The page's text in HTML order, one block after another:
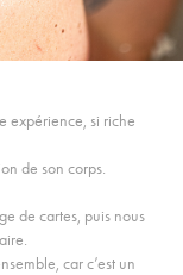
expérience, si riche
de son corps.
de cartes, puis nous
car c’est un